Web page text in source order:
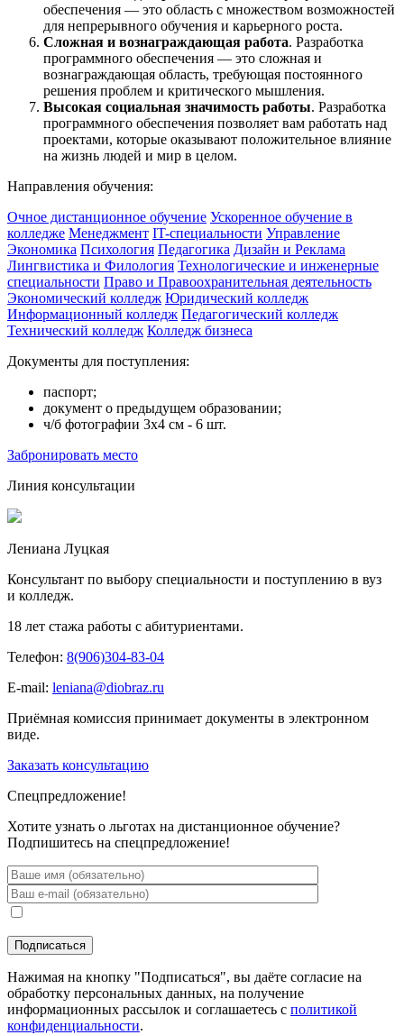
обеспечения — это область с множеством возможностей
для непрерывного обучения и карьерного роста.
Сложная и вознаграждающая работа. Разработка
программного обеспечения — это сложная и
вознаграждающая область, требующая постоянного
решения проблем и критического мышления.
Высокая социальная значимость работы. Разработка
программного обеспечения позволяет вам работать над
проектами, которые оказывают положительное влияние
на жизнь людей и мир в целом.
Направления обучения:
Очное дистанционное обучение Ускоренное обучение в
колледже Менеджмент IT-специальности Управление
Экономика Психология Педагогика Дизайн и Реклама
Лингвистика и Филология Технологические и инженерные
специальности Право и Правоохранительная деятельность
Экономический колледж Юридический колледж
Информационный колледж Педагогический колледж
Технический колледж Колледж бизнеса
Документы для поступления:
паспорт;
документ о предыдущем образовании;
ч/б фотографии 3х4 см - 6 шт.
Забронировать место
Линия консультации
Лениана Луцкая
Консультант по выбору специальности и поступлению в вуз
и колледж.
18 лет стажа работы с абитуриентами.
Телефон: 8(906)304-83-04
E-mail: leniana@diobraz.ru
Приёмная комиссия принимает документы в электронном
виде.
Заказать консультацию
Спецпредложение!
Хотите узнать о льготах на дистанционное обучение?
Подпишитесь на спецпредложение!
Нажимая на кнопку "Подписаться", вы даёте согласие на
обработку персональных данных, на получение
информационных рассылок и соглашаетесь с политикой
конфиденциальности.